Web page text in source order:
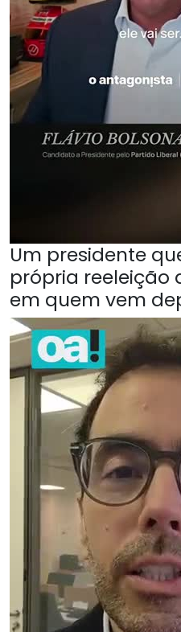
Um presidente
própria reeleição
em quem vem